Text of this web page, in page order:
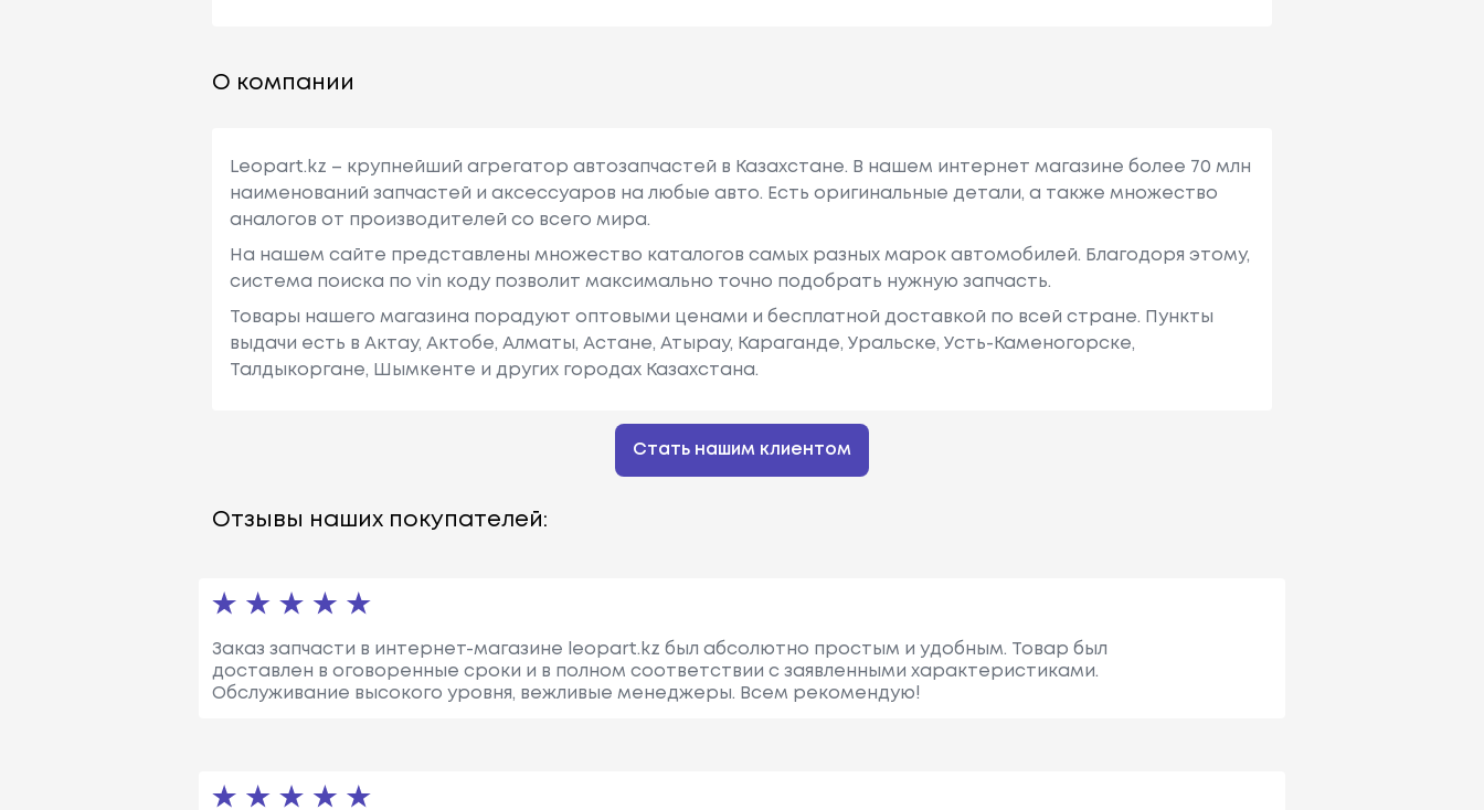
О компании
Leopart.kz – крупнейший агрегатор автозапчастей в Казахстане. В нашем интернет магазине более 70 млн
наименований запчастей и аксессуаров на любые авто. Есть оригинальные детали, а также множество
аналогов от производителей со всего мира.
На нашем сайте представлены множество каталогов самых разных марок автомобилей. Благодоря этому,
система поиска по vin коду позволит максимально точно подобрать нужную запчасть.
Товары нашего магазина порадуют оптовыми ценами и бесплатной доставкой по всей стране. Пункты
выдачи есть в Актау, Актобе, Алматы, Астане, Атырау, Караганде, Уральске, Усть-Каменогорске,
Талдыкоргане, Шымкенте и других городах Казахстана.
Стать нашим клиентом
Отзывы наших покупателей:
Заказ запчасти в интернет-магазине leopart.kz был абсолютно простым и удобным. Товар был
доставлен в оговоренные сроки и в полном соответствии с заявленными характеристиками.
Обслуживание высокого уровня, вежливые менеджеры. Всем рекомендую!